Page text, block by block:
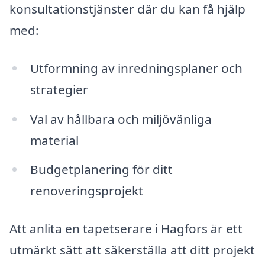
konsultationstjänster där du kan få hjälp
med:
Utformning av inredningsplaner och
strategier
Val av hållbara och miljövänliga
material
Budgetplanering för ditt
renoveringsprojekt
Att anlita en tapetserare i Hagfors är ett
utmärkt sätt att säkerställa att ditt projekt